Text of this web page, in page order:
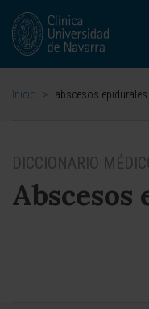
Inicio > abscesos epidurales
DICCIONARIO
Abscesos